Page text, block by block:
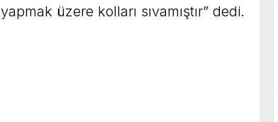
yapmak üzere kolları sıvamıştır” dedi.